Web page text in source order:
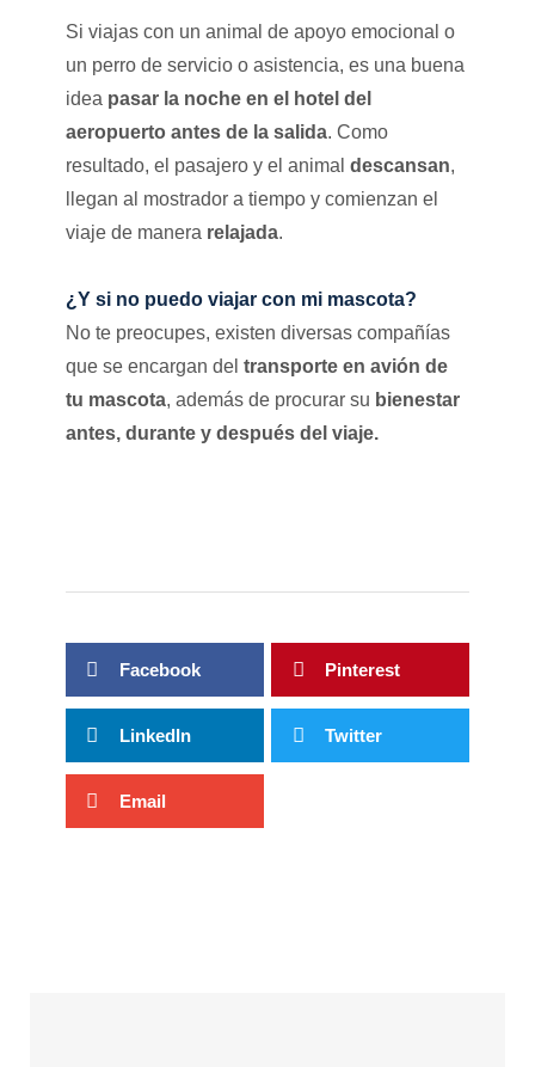
Si viajas con un animal de apoyo emocional o
un perro de servicio o asistencia, es una buena
idea pasar la noche en el hotel del
aeropuerto antes de la salida. Como
resultado, el pasajero y el animal descansan,
llegan al mostrador a tiempo y comienzan el
viaje de manera relajada.
¿Y si no puedo viajar con mi mascota?
No te preocupes, existen diversas compañías
que se encargan del transporte en avión de
tu mascota, además de procurar su bienestar
antes, durante y después del viaje.
Facebook Pinterest
LinkedIn Twitter
Email